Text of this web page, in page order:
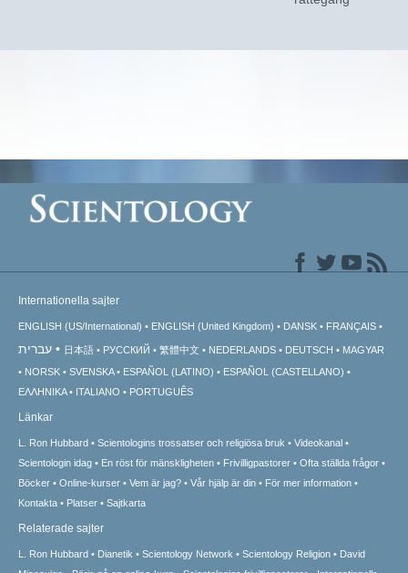
Internationella sajter
ENGLISH (US/International) ENGLISH (United Kingdom) DANSK FRANÇAIS
עברית 日本語 РУССКИЙ 繁體中文 NEDERLANDS DEUTSCH
MAGYAR
NORSK
SVENSKA ESPAÑOL (LATINO)
ESPAÑOL (CASTELLANO)
ΕΛΛΗΝΙΚA
ITALIANO PORTUGUÊS
Länkar
L. Ron Hubbard Scientologins trossatser och religiösa bruk
Videokanal
Scientologin idag
En röst för mänskligheten Frivilligpastorer
Ofta ställda frågor
Böcker
Online-kurser Vem är jag? Vår hjälp är din
För mer information
Kontakta
Platser Sajtkarta
Relaterade sajter
L. Ron Hubbard Dianetik Scientology Network Scientology Religion
David